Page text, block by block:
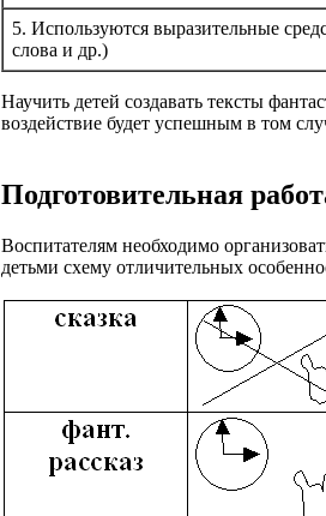
5. Используются выразительные
слова и др.)
Научить детей создавать тексты
воздействие будет успешным в том
Подготовительная
Воспитателям необходимо
детьми схему отличительных